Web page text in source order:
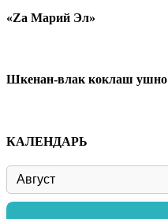
«Zа Марий Эл»
Шкенан-влак коклаш ушно
КАЛЕНДАРЬ